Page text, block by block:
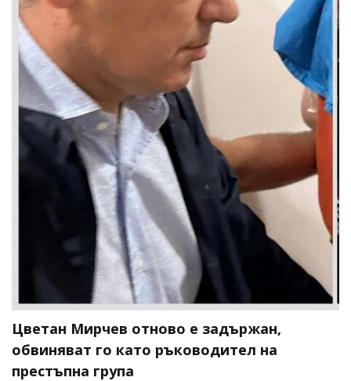
Цветан Мирчев отново е задържан,
обвиняват го като ръководител на
престъпна група